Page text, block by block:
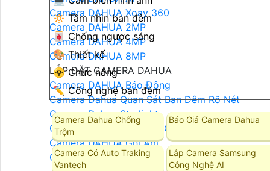
Camera DAHUA Xoay 360
Camera DAHUA 2MP
Camera DAHUA 4MP
Camera DAHUA 8MP
LẮP ĐẶT CAMERA DAHUA
Camera DAHUA Báo Động
Camera Dahua Quan Sát Ban Đêm Rõ Nét
Camera Dahua Starlight
Camera Dahua Ban Đêm Có Màu
Camera DAHUA Ghi Âm
Camera DAHUA Zoom
🔅 Tầm nhìn ban đêm
🀄 Chống ngược sáng
🎨 Thiết kế
☣️ Chức năng
✏ Công nghệ ban đêm
Camera Dahua Chống
Trộm
Báo Giá Camera Dahua
Camera Có Auto Traking
Vantech
Lắp Camera Samsung
Công Nghệ AI